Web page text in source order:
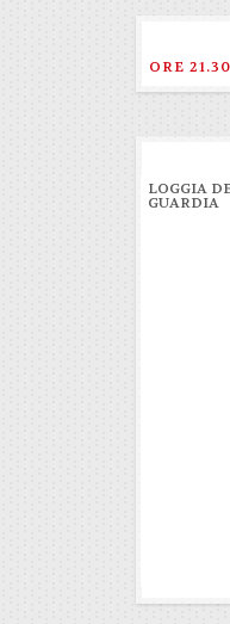
ORE 21.30
LOGGIA
GUARDIA